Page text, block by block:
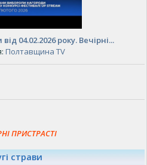
04.02.2026 року. Вечірні...
Полтавщина TV
ПРИСТРАСТІ
страви